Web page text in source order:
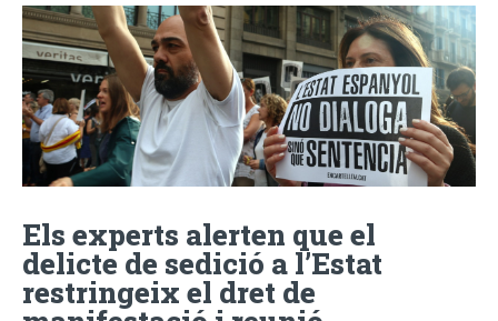
Els experts alerten que el
delicte de sedició a l’Estat
restringeix el dret de